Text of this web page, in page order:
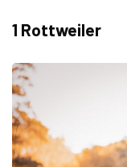
1 Rottweiler